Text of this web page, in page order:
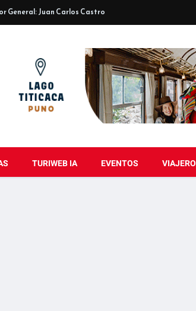
General: Juan Carlos Castro
TURIWEB IA EVENTOS VIAJERO